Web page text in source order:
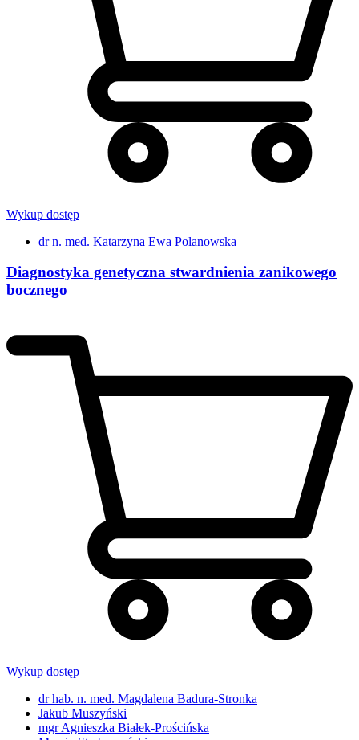
Wykup dostęp
dr n. med. Katarzyna Ewa Polanowska
Diagnostyka genetyczna stwardnienia zanikowego
bocznego
Wykup dostęp
dr hab. n. med. Magdalena Badura-Stronka
Jakub Muszyński
mgr Agnieszka Białek-Prościńska